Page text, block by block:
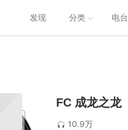
发现 分类 电台
FC 成龙之龙
10.9万